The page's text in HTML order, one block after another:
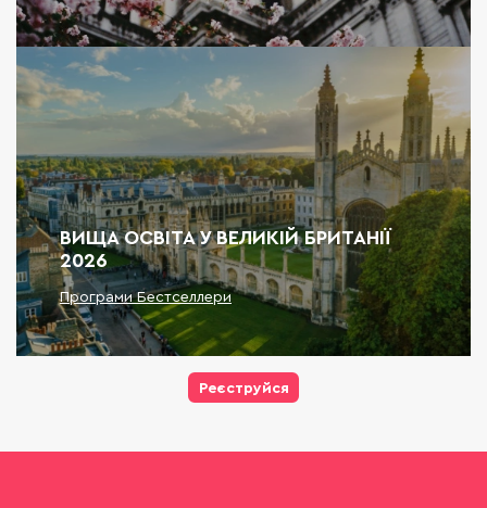
ВИЩА ОСВІТА У ВЕЛИКІЙ БРИТАНІЇ
2026
Програми Бестселлери
Реєструйся